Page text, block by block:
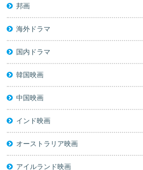
邦画
海外ドラマ
国内ドラマ
韓国映画
中国映画
インド映画
オーストラリア映画
アイルランド映画